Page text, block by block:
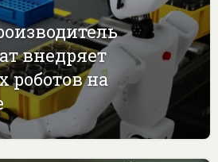
внедряет
на